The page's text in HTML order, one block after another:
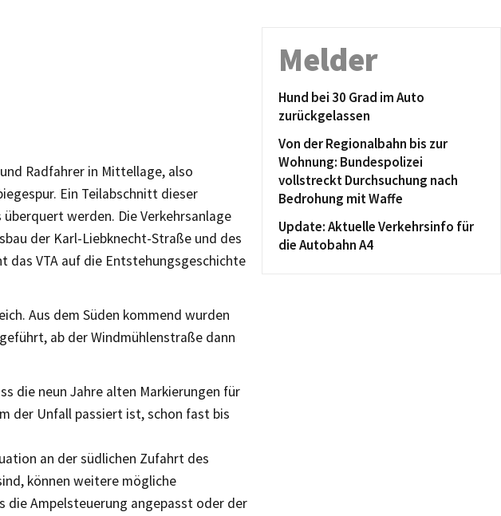
Radfahrer in Mittellage, also
Ein Teilabschnitt dieser
werden. Die Verkehrsanlage
der Karl-Liebknecht-Straße und des
das VTA auf die Entstehungsgeschichte
Aus dem Süden kommend wurden
ab der Windmühlenstraße dann
die neun Jahre alten Markierungen für
der Unfall passiert ist, schon fast bis
an der südlichen Zufahrt des
können weitere mögliche
die Ampelsteuerung angepasst oder der
Melder
Hund bei 30 Grad im Auto
zurückgelassen
Von der Regionalbahn bis zur
Wohnung: Bundespolizei
vollstreckt Durchsuchung nach
Bedrohung mit Waffe
Update: Aktuelle Verkehrsinfo für
die Autobahn A4